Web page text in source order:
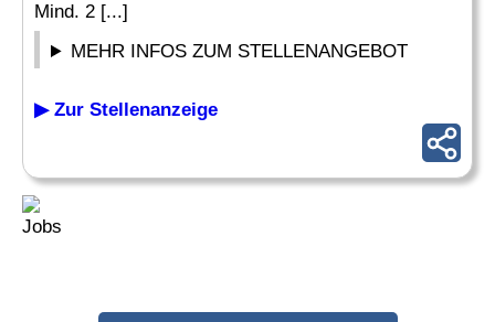
Mind. 2 [...]
MEHR INFOS ZUM STELLENANGEBOT
▶ Zur Stellenanzeige